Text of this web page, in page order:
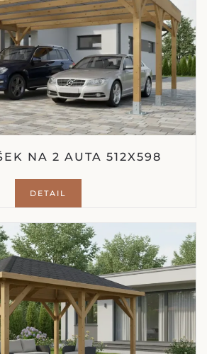
NA 2 AUTA 512X598
DETAIL